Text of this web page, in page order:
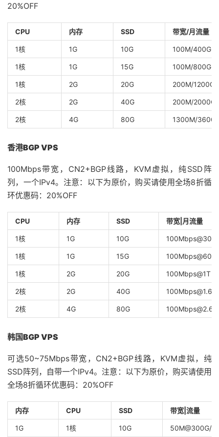
20%OFF
CPU 内存 SSD 带宽/月流量
1核 1G 10G 100M/400G
1核 1G 15G 100M/800G
1核 2G 20G 200M/1200G
2核 2G 40G 200M/2000G
2核 4G 80G 1300M/
香港BGP VPS
100Mbps带宽，CN2+BGP线路，KVM虚拟，纯SSD阵
列，一个IPv4。注意：以下为原价，购买请使用全场8折循
环优惠码：20%OFF
CPU 内存 SSD 带宽|月流量
1核 1G 10G
1核 1G 15G
1核 2G 20G 100Mbps@1T
2核 2G 40G 100Mbps@1.6T
2核 4G 80G 100Mbps@2.6T
韩国BGP VPS
可选50~75Mbps带宽，CN2+BGP线路，KVM虚拟，纯
SSD阵列，自带一个IPv4。注意：以下为原价，购买请使用
全场8折循环优惠码：20%OFF
内存 CPU SSD 带宽|流量
1G 1核 10G 50M@300G/月